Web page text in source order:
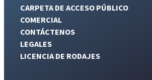
CARPETA DE ACCESO PÚBLICO
COMERCIAL
CONTÁCTENOS
LEGALES
LICENCIA DE RODAJES